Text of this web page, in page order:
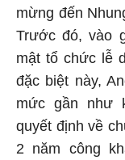
mừng đến
Trước đó, vào
mật tổ chức lễ
đặc biệt này,
mức gần như
quyết định về
2 năm công